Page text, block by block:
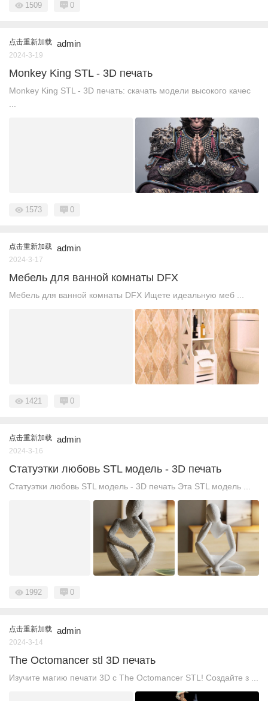
1509 0
点击重新加载 admin
2024-3-19
Monkey King STL - 3D печать
Monkey King STL - 3D печать: скачать модели высокого качес
1573 0
点击重新加载 admin
2024-3-17
Мебель для ванной комнаты DFX
Мебель для ванной комнаты DFX Ищете идеальную меб ...
1421 0
点击重新加载 admin
2024-3-16
Статуэтки любовь STL модель - 3D печать
Статуэтки любовь STL модель - 3D печать Эта STL модель ...
1992 0
点击重新加载 admin
2024-3-14
The Octomancer stl 3D печать
Изучите магию печати 3D с The Octomancer STL! Создайте з ...